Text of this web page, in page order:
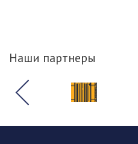
Наши партнеры